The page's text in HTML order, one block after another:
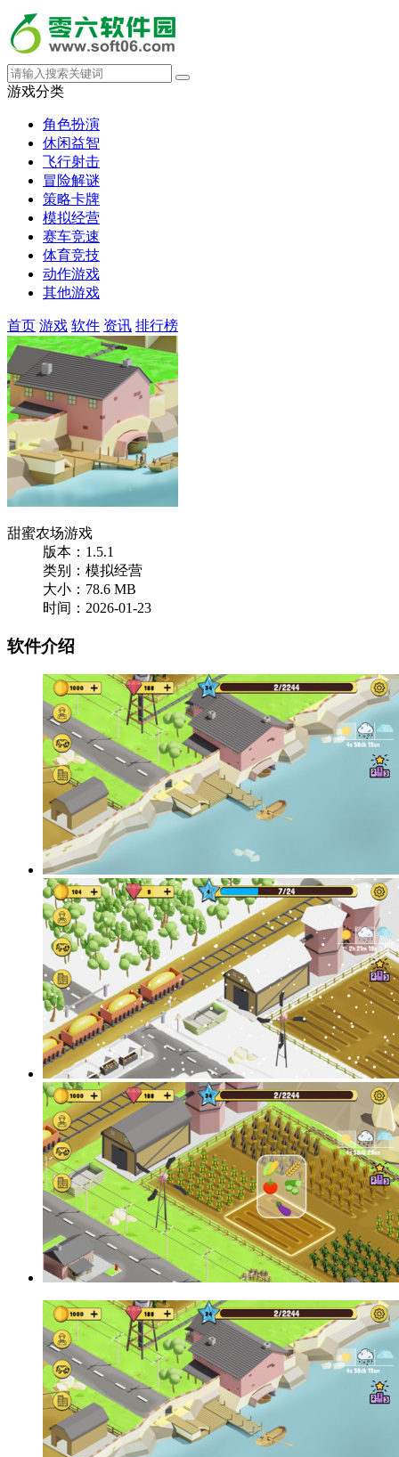
游戏分类
角色扮演
休闲益智
飞行射击
冒险解谜
策略卡牌
模拟经营
赛车竞速
体育竞技
动作游戏
其他游戏
首页 游戏 软件 资讯 排行榜
甜蜜农场游戏
版本：1.5.1
类别：模拟经营
大小：78.6 MB
时间：2026-01-23
软件介绍